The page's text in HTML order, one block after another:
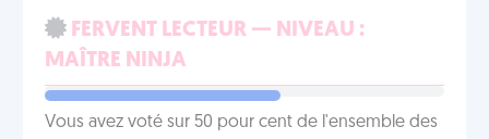
FERVENT LECTEUR — NIVEAU :
MAÎTRE NINJA
Vous avez voté sur 50 pour cent de l'ensemble des